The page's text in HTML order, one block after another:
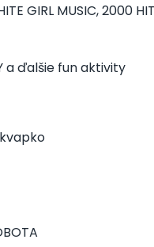
GIRL MUSIC, 2000
a ďalšie fun aktivity